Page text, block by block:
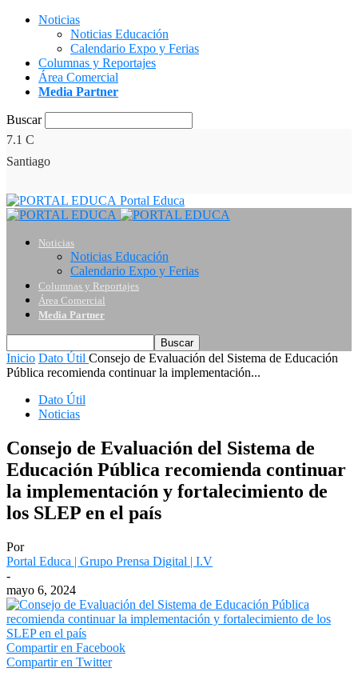
Noticias
Noticias Educación
Calendario Expo y Ferias
Columnas y Reportajes
Área Comercial
Media Partner
Buscar
7.1 C
Santiago
Portal Educa
Noticias
Noticias Educación
Calendario Expo y Ferias
Columnas y Reportajes
Área Comercial
Media Partner
Inicio Dato Útil Consejo de Evaluación del Sistema de Educación
Pública recomienda continuar la implementación...
Dato Útil
Noticias
Consejo de Evaluación del Sistema de
Educación Pública recomienda continuar
la implementación y fortalecimiento de
los SLEP en el país
Por
Portal Educa | Grupo Prensa Digital | I.V
-
mayo 6, 2024
Compartir en Facebook
Compartir en Twitter